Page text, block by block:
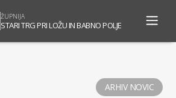
ŽUPNIJA
STARI TRG PRI LOŽU IN BABNO POLJE
ARHIV NOVIC